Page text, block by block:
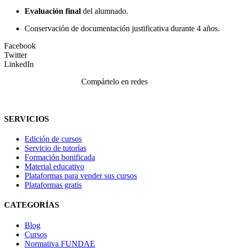
Evaluación final del alumnado.
Conservación de documentación justificativa durante 4 años.
Facebook
Twitter
LinkedIn
Compártelo en redes
SERVICIOS
Edición de cursos
Servicio de tutorías
Formación bonificada
Material educativo
Plataformas para vender sus cursos
Plataformas gratis
CATEGORÍAS
Blog
Cursos
Normativa FUNDAE